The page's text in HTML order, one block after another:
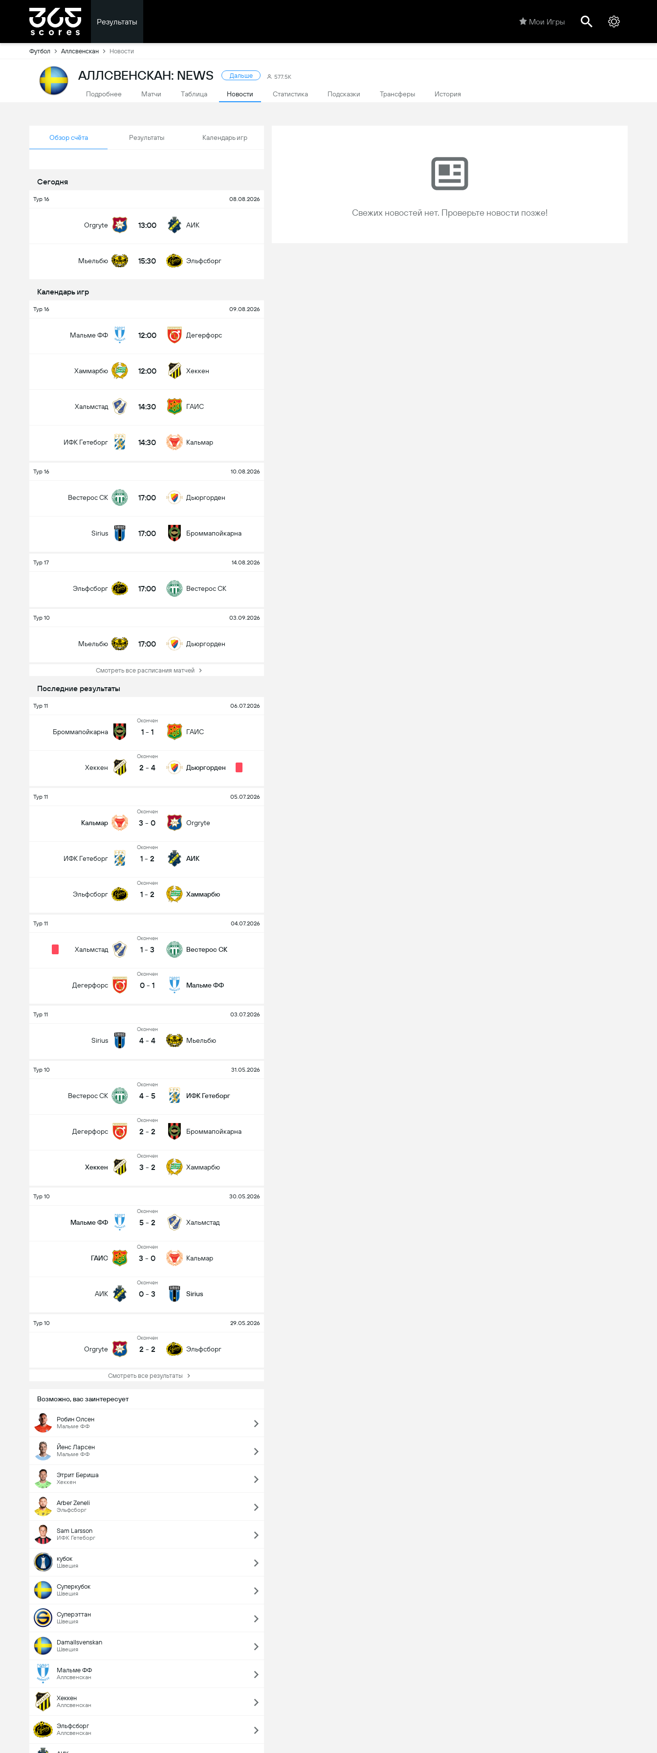
Результаты Мои Игры
Футбол Аллсвенскан Новости
АЛЛСВЕНСКАН: NEWS Дальше 577.5K
Подробнее Матчи Tаблица Новости Статистика Подсказки Трансферы История
Обзор счёта Результаты Календарь игр
Сегодня
Тур 16 08.08.2026
Orgryte 13:00 АИК
Мьельбю 15:30 Эльфсборг
Календарь игр
Тур 16 09.08.2026
Мальме ФФ 12:00 Дегерфорс
Хаммарбю 12:00 Хеккен
Хальмстад 14:30 ГАИС
ИФК Гетеборг 14:30 Кальмар
Тур 16 10.08.2026
Вестерос СК 17:00 Дьюргорден
Sirius 17:00 Броммапойкарна
Тур 17 14.08.2026
Эльфсборг 17:00 Вестерос СК
Тур 10 03.09.2026
Мьельбю 17:00 Дьюргорден
Смотреть все расписания матчей
Последние результаты
Тур 11 06.07.2026
Броммапойкарна
Oкончен
1 - 1 ГАИС
Хеккен
Oкончен
2 - 4 Дьюргорден
Тур 11 05.07.2026
Кальмар
Oкончен
3 - 0 Orgryte
ИФК Гетеборг
Oкончен
1 - 2 АИК
Эльфсборг
Oкончен
1 - 2 Хаммарбю
Тур 11 04.07.2026
Хальмстад
Oкончен
1 - 3 Вестерос СК
Дегерфорс
Oкончен
0 - 1 Мальме ФФ
Тур 11 03.07.2026
Sirius
Oкончен
4 - 4 Мьельбю
Тур 10 31.05.2026
Вестерос СК
Oкончен
4 - 5 ИФК Гетеборг
Дегерфорс
Oкончен
2 - 2 Броммапойкарна
Хеккен
Oкончен
3 - 2 Хаммарбю
Тур 10 30.05.2026
Мальме ФФ
Oкончен
5 - 2 Хальмстад
ГАИС
Oкончен
3 - 0 Кальмар
АИК
Oкончен
0 - 3 Sirius
Тур 10 29.05.2026
Orgryte
Oкончен
2 - 2 Эльфсборг
Смотреть все результаты
Возможно, вас заинтересует
Робин Олсен
Мальме ФФ
Йенс Ларсен
Мальме ФФ
Этрит Бериша
Хеккен
Arber Zeneli
Эльфсборг
Sam Larsson
ИФК Гетеборг
кубок
Швеция
Суперкубок
Швеция
Суперэттан
Швеция
Damallsvenskan
Швеция
Мальме ФФ
Аллсвенскан
Хеккен
Аллсвенскан
Эльфсборг
Аллсвенскан
Свежих новостей нет. Проверьте новости позже!